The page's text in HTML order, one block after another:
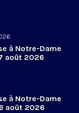
à Notre-Dame
août 2026
à Notre-Dame
août 2026